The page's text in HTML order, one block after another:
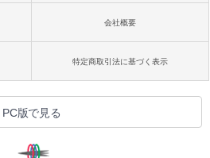
会社概要
特定商取引法に基づく表示
PC版で見る